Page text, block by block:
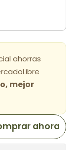
ahorras
mejor
ahora